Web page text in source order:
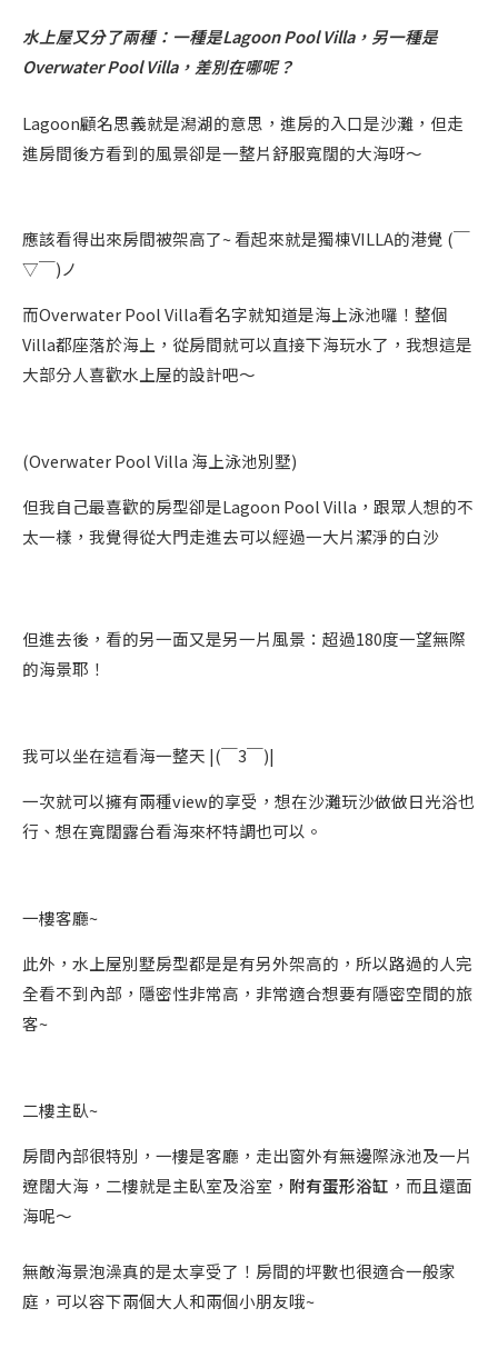
水上屋又分了兩種：一種是Lagoon Pool Villa，另一種是
Overwater Pool Villa，差別在哪呢？
Lagoon顧名思義就是潟湖的意思，進房的入口是沙灘，但走
進房間後方看到的風景卻是一整片舒服寬闊的大海呀～
應該看得出來房間被架高了~ 看起來就是獨棟VILLA的港覺 (￣
▽￣)ノ
而Overwater Pool Villa看名字就知道是海上泳池囉！整個
Villa都座落於海上，從房間就可以直接下海玩水了，我想這是
大部分人喜歡水上屋的設計吧～
(Overwater Pool Villa 海上泳池別墅)
但我自己最喜歡的房型卻是Lagoon Pool Villa，跟眾人想的不
太一樣，我覺得從大門走進去可以經過一大片潔淨的白沙
但進去後，看的另一面又是另一片風景：超過180度一望無際
的海景耶！
我可以坐在這看海一整天 |(￣3￣)|
一次就可以擁有兩種view的享受，想在沙灘玩沙做做日光浴也
行、想在寬闊露台看海來杯特調也可以。
一樓客廳~
此外，水上屋別墅房型都是是有另外架高的，所以路過的人完
全看不到內部，隱密性非常高，非常適合想要有隱密空間的旅
客~
二樓主臥~
房間內部很特別，一樓是客廳，走出窗外有無邊際泳池及一片
遼闊大海，二樓就是主臥室及浴室， 附有蛋形浴缸 ，而且還面
海呢～
無敵海景泡澡真的是太享受了！房間的坪數也很適合一般家
庭，可以容下兩個大人和兩個小朋友哦~